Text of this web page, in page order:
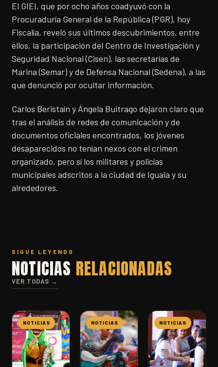
El GIEI, que por ocho años coadyuvó con la
Procuraduría General de la República (PGR), hoy
Fiscalía, reveló sus últimos descubrimientos, entre
ellos, la participación del Centro de Investigación y
Seguridad Nacional (Cisen), las secretarías de
Marina (Semar) y de Defensa Nacional (Sedena), a las
que denunció por ocultar información.
Carlos Beristaín y Ángela Buitrago dejaron claro que
tras el análisis de redes de comunicación y de
documentos oficiales encontrados, los jóvenes
desaparecidos no tenían nexos con el crimen
organizado, pero sí los militares y policías
municipales adscritos a la ciudad de Iguala y su
alrededores.
SIGUE LEYENDO
NOTICIAS RELACIONADAS
VER TODAS →
NOTICIAS NOTICIAS NOTICIAS